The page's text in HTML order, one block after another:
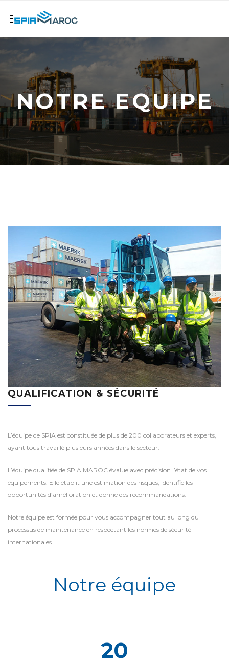
NOTRE EQUIPE
QUALIFICATION & SÉCURITÉ
L’équipe de SPIA est constituée de plus de 200 collaborateurs et experts,
ayant tous travaillé plusieurs années dans le secteur.
L’équipe qualifiée de SPIA MAROC évalue avec précision l’état de vos
équipements. Elle établit une estimation des risques, identifie les
opportunités d’amélioration et donne des recommandations.
Notre équipe est formée pour vous accompagner tout au long du
processus de maintenance en respectant les normes de sécurité
internationales.
Notre équipe
20